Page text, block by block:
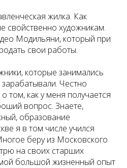
жилка. Как
свойственно художникам.
Модильяни, который при
свои работы.
которые занимались
Честно
том, как у меня получается
вопрос. Знаете,
образование
я в том числе учился
беру из Московского
на своих старших
большой жизненный опыт